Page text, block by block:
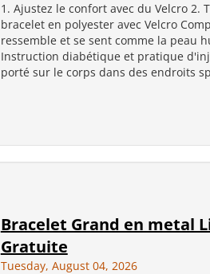
1. Ajustez le confort avec du Velcro 2.
bracelet en polyester avec Velcro
ressemble et se sent comme la peau
Instruction diabétique et pratique
porté sur le corps dans des endroits
Bracelet Grand en metal
Gratuite
Tuesday, August 04, 2026